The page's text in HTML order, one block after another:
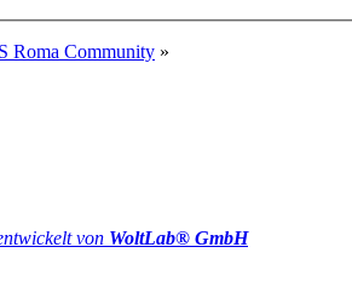
Roma Community »
von WoltLab® GmbH